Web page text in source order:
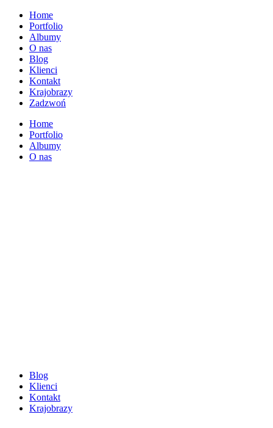
Home
Portfolio
Albumy
O nas
Blog
Klienci
Kontakt
Krajobrazy
Zadzwoń
Home
Portfolio
Albumy
O nas
Blog
Klienci
Kontakt
Krajobrazy